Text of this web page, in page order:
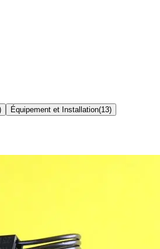
Équipement et Installation(13)